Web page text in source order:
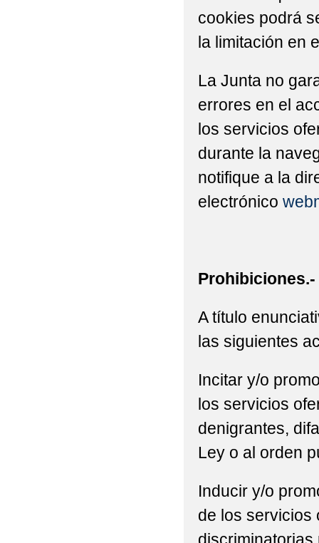
cookies podrá
la limitación en
La Junta no
errores en el
los servicios
durante la
notifique a la
electrónico
Prohibiciones.-
A título
las siguientes
Incitar y/o
los servicios
denigrantes,
Ley o al orden
Inducir y/o
de los servicios